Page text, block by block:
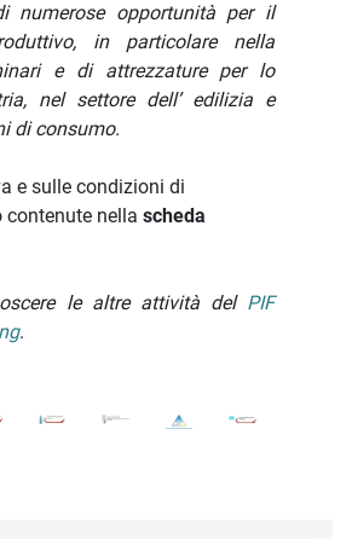
numerose opportunità per il
in particolare nella
e di attrezzature per lo
nel settore dell’ edilizia e
di consumo.
e sulle condizioni di
contenute nella scheda
le altre attività del PIF
.